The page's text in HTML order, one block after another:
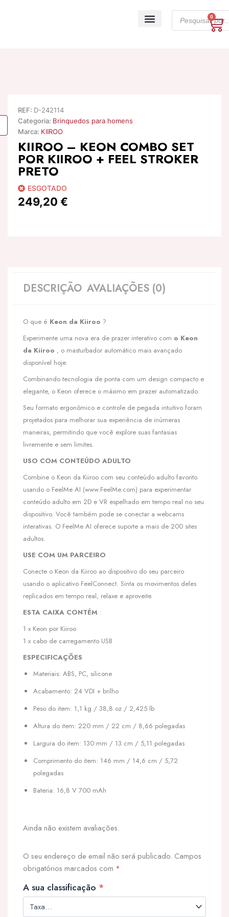
search
0
REF: D-242114
Categoria: Brinquedos para homens
Marca: KIIROO
KIIROO – KEON COMBO SET
POR KIIROO + FEEL STROKER
PRETO
ESGOTADO
249,20 €
DESCRIÇÃO AVALIAÇÕES (0)
O que é Keon da Kiiroo ?
Experimente uma nova era de prazer interativo com o Keon
da Kiiroo , o masturbador automático mais avançado
disponível hoje.
Combinando tecnologia de ponta com um design compacto e
elegante, o Keon oferece o máximo em prazer automatizado.
Seu formato ergonômico e controle de pegada intuitivo foram
projetados para melhorar sua experiência de inúmeras
maneiras, permitindo que você explore suas fantasias
livremente e sem limites.
USO COM CONTEÚDO ADULTO
Combine o Keon da Kiiroo com seu conteúdo adulto favorito
usando o FeelMe AI (www.FeelMe.com) para experimentar
conteúdo adulto em 2D e VR espelhado em tempo real no seu
dispositivo. Você também pode se conectar a webcams
interativas. O FeelMe AI oferece suporte a mais de 200 sites
adultos.
USE COM UM PARCEIRO
Conecte o Keon da Kiiroo ao dispositivo do seu parceiro
usando o aplicativo FeelConnect. Sinta os movimentos deles
replicados em tempo real, relaxe e aproveite.
ESTA CAIXA CONTÉM :
1 x Keon por Kiiroo
1 x cabo de carregamento USB
ESPECIFICAÇÕES
Materiais: ABS, PC, silicone
Acabamento: 24 VDI + brilho
Peso do item: 1,1 kg / 38,8 oz / 2,425 lb
Altura do item: 220 mm / 22 cm / 8,66 polegadas
Largura do item: 130 mm / 13 cm / 5,11 polegadas
Comprimento do item: 146 mm / 14,6 cm / 5,72
polegadas
Bateria: 16,8 V 700 mAh
Ainda não existem avaliações.
O seu endereço de email não será publicado. Campos
obrigatórios marcados com *
A sua classificação *